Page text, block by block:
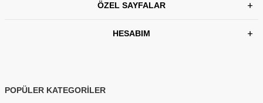
ÖZEL SAYFALAR
HESABIM
POPÜLER KATEGORİLER